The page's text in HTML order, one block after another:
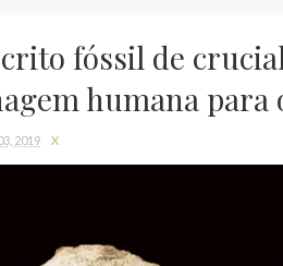
fóssil de
humana para
2019 X